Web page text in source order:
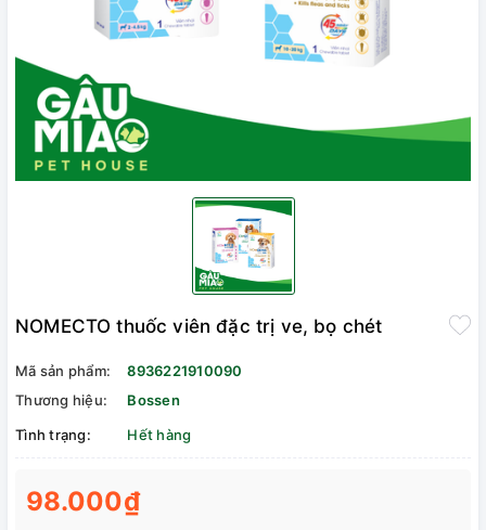
NOMECTO thuốc viên đặc trị ve, bọ chét
Mã sản phẩm:
8936221910090
Thương hiệu:
Bossen
Tình trạng:
Hết hàng
98.000₫